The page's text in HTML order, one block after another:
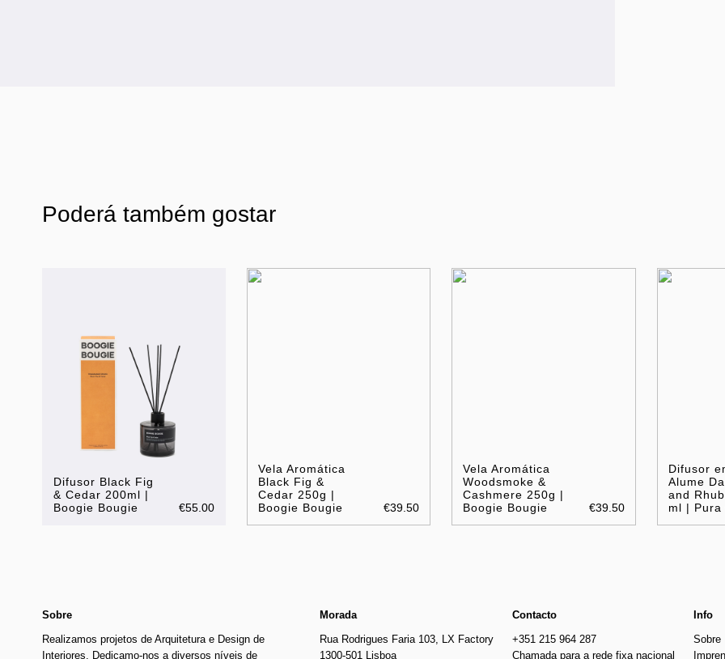
Poderá também gostar
Difusor Black Fig
& Cedar 200ml |
Boogie Bougie
€55.00
Vela Aromática
Black Fig &
Cedar 250g |
Boogie Bougie
€39.50
Vela Aromática
Woodsmoke &
Cashmere 250g |
Boogie Bougie
€39.50
Difusor
Alume
and
ml | Pura
Sobre
Realizamos projetos de Arquitetura e Design de
Interiores. Dedicamo-nos a diversos níveis de
Morada
Rua Rodrigues Faria 103, LX Factory
1300-501 Lisboa
Contacto
+351 215 964 287
Chamada para a rede fixa nacional
Info
Sobre